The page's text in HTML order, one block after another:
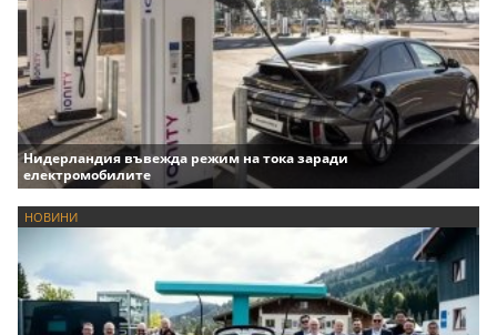
Нидерландия въвежда режим на тока заради
електромобилите
НОВИНИ